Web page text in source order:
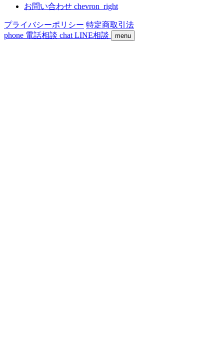
お問い合わせ chevron_right
プライバシーポリシー 特定商取引法
phone 電話相談 chat LINE相談 menu